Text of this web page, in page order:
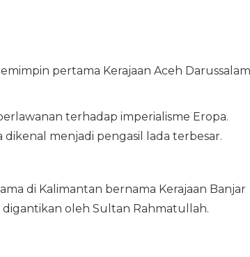
pertama Kerajaan Aceh Darussalam
terhadap imperialisme Eropa.
menjadi pengasil lada terbesar.
di Kalimantan bernama Kerajaan Banjar
digantikan oleh Sultan Rahmatullah.